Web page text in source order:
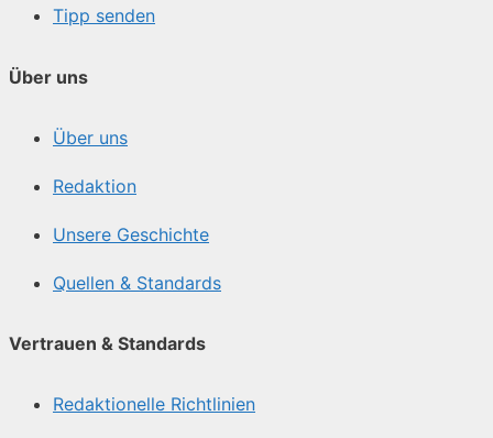
Tipp senden
Über uns
Über uns
Redaktion
Unsere Geschichte
Quellen & Standards
Vertrauen & Standards
Redaktionelle Richtlinien